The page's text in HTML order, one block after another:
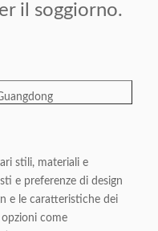
il soggiorno.
caffè per la sala da
stili, materiali e
e preferenze di design
e le caratteristiche dei
come